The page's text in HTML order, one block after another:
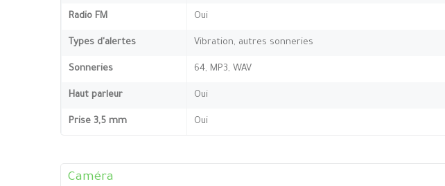
Radio FM Oui
Types d'alertes Vibration, autres sonneries
Sonneries 64, MP3, WAV
Haut parleur Oui
Prise 3,5 mm Oui
Caméra